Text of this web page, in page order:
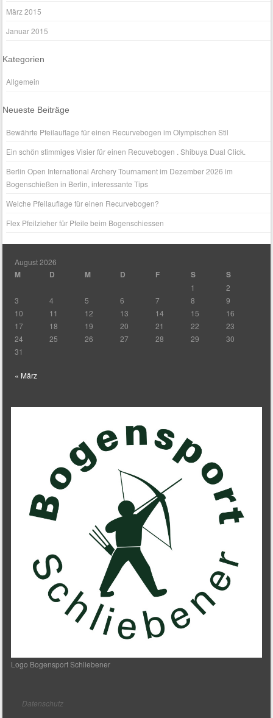
März 2015
Januar 2015
Kategorien
Allgemein
Neueste Beiträge
Bewährte Pfeilauflage für einen Recurvebogen im Olympischen Stil
Ein schön stimmiges Visier für einen Recuvebogen . Shibuya Dual Click.
Berlin Open International Archery Tournament im Dezember 2026 im
Bogenschießen in Berlin, interessante Tips
Welche Pfeilauflage für einen Recurvebogen?
Flex Pfeilzieher für Pfeile beim Bogenschiessen
August 2026
M D M D F S S
1
2
3
4 5 6 7 8
9
10
11 12 13 14 15
16
17
18 19 20 21 22
23
24
25 26 27 28 29
30
31
« März
Logo Bogensport Schliebener
Datenschutz